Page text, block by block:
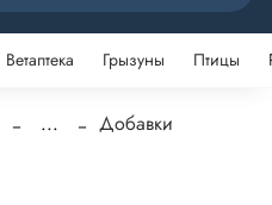
Ветаптека Грызуны Птицы
... Добавки